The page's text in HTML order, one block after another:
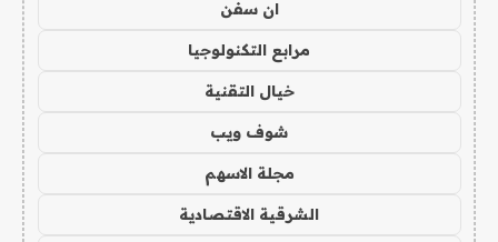
ان سفن
مرابع التكنولوجيا
خيال التقنية
شوف ويب
مجلة الاسهم
الشرقية الاقتصادية